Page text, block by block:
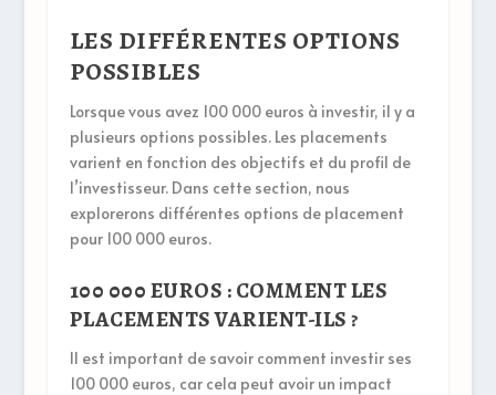
LES DIFFÉRENTES OPTIONS
POSSIBLES
Lorsque vous avez 100 000 euros à investir, il y a
plusieurs options possibles. Les placements
varient en fonction des objectifs et du profil de
l’investisseur. Dans cette section, nous
explorerons différentes options de placement
pour 100 000 euros.
100 000 EUROS : COMMENT LES
PLACEMENTS VARIENT-ILS ?
Il est important de savoir comment investir ses
100 000 euros, car cela peut avoir un impact